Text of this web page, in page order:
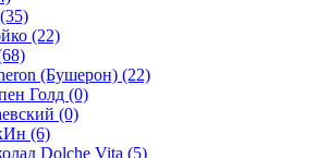
(35)
(22)
(Бушерон) (22)
Голд (0)
(0)
(6)
Dolche Vita (5)